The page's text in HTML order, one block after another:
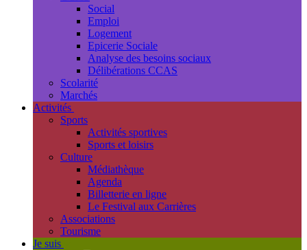
Social
Emploi
Logement
Epicerie Sociale
Analyse des besoins sociaux
Délibérations CCAS
Scolarité
Marchés
Activités
Sports
Activités sportives
Sports et loisirs
Culture
Médiathèque
Agenda
Billetterie en ligne
Le Festival aux Carrières
Associations
Tourisme
Je suis